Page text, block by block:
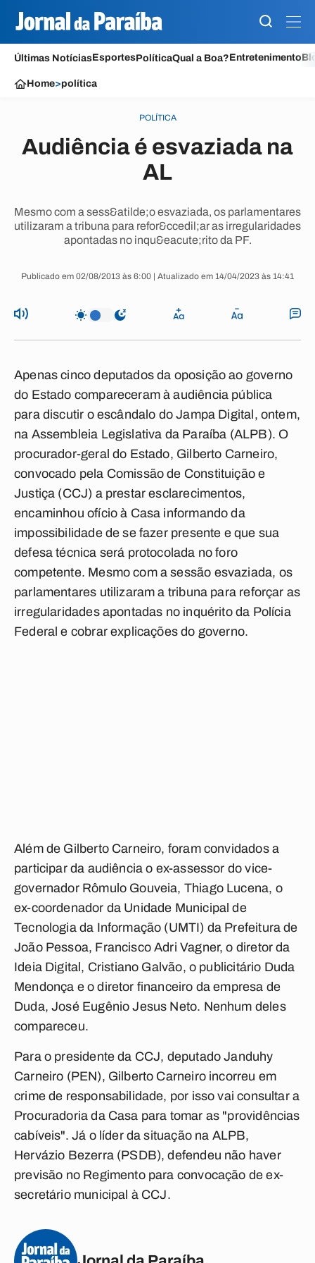
Últimas NotíciasEsportesPolíticaQual a Boa?Entretenimento
Home>política
POLÍTICA
Audiência é esvaziada na
AL
Mesmo com a sess&atilde;o esvaziada, os parlamentares
utilizaram a tribuna para refor&ccedil;ar as irregularidades
apontadas no inqu&eacute;rito da PF.
Publicado em 02/08/2013 às 6:00 | Atualizado em 14/04/2023 às 14:41
Apenas cinco deputados da oposição ao governo
do Estado compareceram à audiência pública
para discutir o escândalo do Jampa Digital, ontem,
na Assembleia Legislativa da Paraíba (ALPB). O
procurador-geral do Estado, Gilberto Carneiro,
convocado pela Comissão de Constituição e
Justiça (CCJ) a prestar esclarecimentos,
encaminhou ofício à Casa informando da
impossibilidade de se fazer presente e que sua
defesa técnica será protocolada no foro
competente. Mesmo com a sessão esvaziada, os
parlamentares utilizaram a tribuna para reforçar as
irregularidades apontadas no inquérito da Polícia
Federal e cobrar explicações do governo.
Além de Gilberto Carneiro, foram convidados a
participar da audiência o ex-assessor do vice-
governador Rômulo Gouveia, Thiago Lucena, o
ex-coordenador da Unidade Municipal de
Tecnologia da Informação (UMTI) da Prefeitura de
João Pessoa, Francisco Adri Vagner, o diretor da
Ideia Digital, Cristiano Galvão, o publicitário Duda
Mendonça e o diretor financeiro da empresa de
Duda, José Eugênio Jesus Neto. Nenhum deles
compareceu.
Para o presidente da CCJ, deputado Janduhy
Carneiro (PEN), Gilberto Carneiro incorreu em
crime de responsabilidade, por isso vai consultar a
Procuradoria da Casa para tomar as "providências
cabíveis". Já o líder da situação na ALPB,
Hervázio Bezerra (PSDB), defendeu não haver
previsão no Regimento para convocação de ex-
secretário municipal à CCJ.